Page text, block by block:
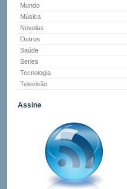
Mundo
Música
Novelas
Outros
Saúde
Series
Tecnologia
Televisão
Assine